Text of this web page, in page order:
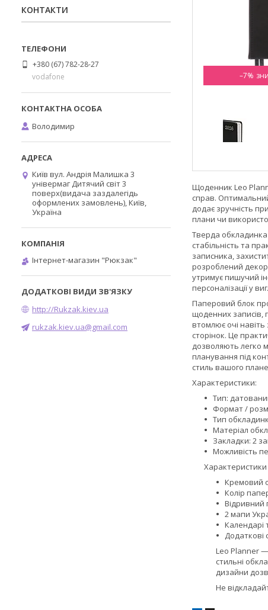
–7%
Щоденник Leo
справ.
додає зручність
плани чи
Тверда обкладинка
стабільність та
записника,
розроблений
утримує пишучий
персоналізації у
Паперовий блок
щоденних записів,
втомлює очі
сторінок. Це
дозволяють легко
планування під
стиль вашого
Характеристики:
Тип:
Формат /
Тип
Матеріал
Закладки: 2
Можливість
Кремовий
Колір
Відривний
2 мапи
Календарі
Додаткові
Leo Planner
стильні
дизайни
Не
КОНТАКТИ
+380 (67) 782-28-27
vodafone
Володимир
Київ вул. Андрія Малишка 3
універмаг Дитячий світ 3
поверх(видача заздалегідь
оформлених замовлень), Київ,
Україна
Інтернет-магазин "Рюкзак"
http://Rukzak.kiev.ua
rukzak.kiev.ua@gmail.com